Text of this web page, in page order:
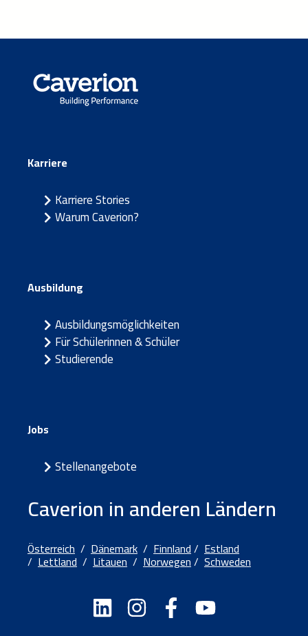
Karriere
Karriere Stories
Warum Caverion?
Ausbildung
Ausbildungsmöglichkeiten
Für Schülerinnen & Schüler
Studierende
Jobs
Stellenangebote
Caverion in anderen Ländern
Österreich / Dänemark / Finnland/ Estland
/ Lettland / Litauen / Norwegen/ Schweden